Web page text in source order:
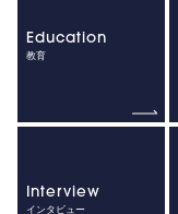
Education
教育
Interview
インタビュー